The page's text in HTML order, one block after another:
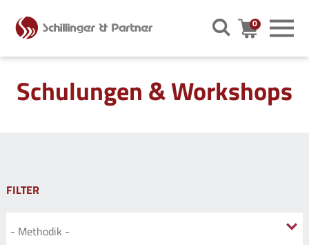
0
Schulungen & Workshops
FILTER